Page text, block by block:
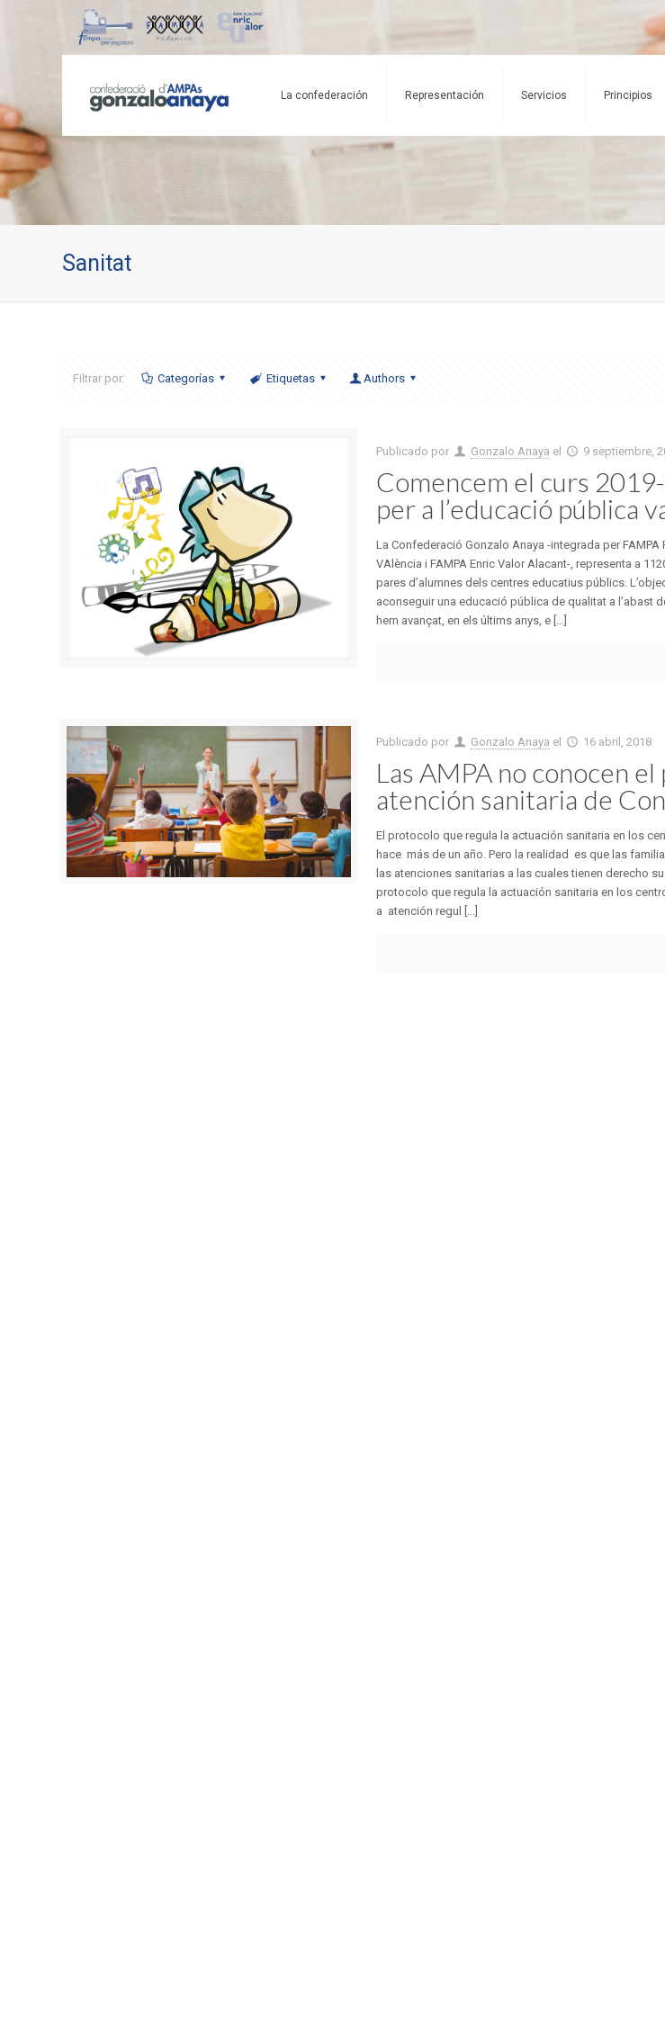
La confederación Representación Servicios Principios
Sanitat
Filtrar por: Categorías Etiquetas Authors
Publicado por Gonzalo Anaya el 9 septiembre,
Comencem el curs
per a l’educació pública
La Confederació Gonzalo Anaya -integrada per FAMPA
VAlència i FAMPA Enric Valor Alacant-, representa a
pares d’alumnes dels centres educatius públics.
aconseguir una educació pública de qualitat a l’abast
hem avançat, en els últims anys, e [...]
Publicado por Gonzalo Anaya el 16 abril, 2018
Las AMPA no conocen
atención sanitaria de
El protocolo que regula la actuación sanitaria en los
hace más de un año. Pero la realidad es que las
las atenciones sanitarias a las cuales tienen derecho
protocolo que regula la actuación sanitaria en los
a atención regul [...]